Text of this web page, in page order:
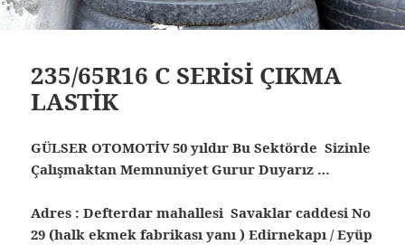
235/65R16 C SERİSİ ÇIKMA
LASTİK
GÜLSER OTOMOTİV 50 yıldır Bu Sektörde Sizinle
Çalışmaktan Memnuniyet Gurur Duyarız …
Adres : Defterdar mahallesi Savaklar caddesi No
29 (halk ekmek fabrikası yanı ) Edirnekapı / Eyüp